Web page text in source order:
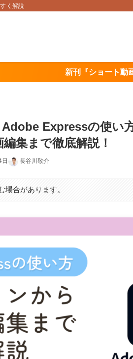
く解説
新刊『ショート動
Adobe Expressの使い
集まで徹底解説！
長谷川敬介
場合があります。